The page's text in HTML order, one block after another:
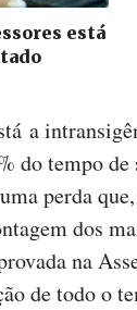
está
a
do tempo
perda
dos
na
de todo o